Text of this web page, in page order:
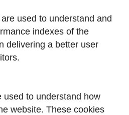
used to understand and
indexes of the
delivering a better user
used to understand how
website. These cookies